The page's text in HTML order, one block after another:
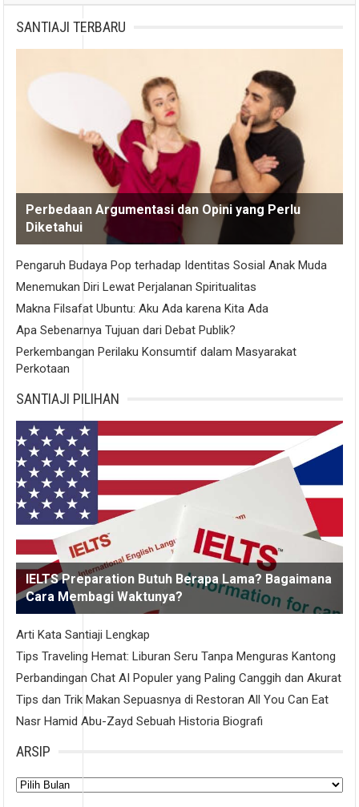
SANTIAJI TERBARU
Perbedaan Argumentasi dan Opini yang Perlu
Diketahui
Pengaruh Budaya Pop terhadap Identitas Sosial Anak Muda
Menemukan Diri Lewat Perjalanan Spiritualitas
Makna Filsafat Ubuntu: Aku Ada karena Kita Ada
Apa Sebenarnya Tujuan dari Debat Publik?
Perkembangan Perilaku Konsumtif dalam Masyarakat
Perkotaan
SANTIAJI PILIHAN
IELTS Preparation Butuh Berapa Lama? Bagaimana
Cara Membagi Waktunya?
Arti Kata Santiaji Lengkap
Tips Traveling Hemat: Liburan Seru Tanpa Menguras Kantong
Perbandingan Chat AI Populer yang Paling Canggih dan Akurat
Tips dan Trik Makan Sepuasnya di Restoran All You Can Eat
Nasr Hamid Abu-Zayd Sebuah Historia Biografi
ARSIP
Arsip